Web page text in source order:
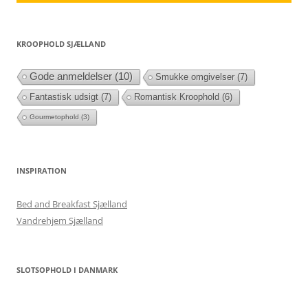
KROOPHOLD SJÆLLAND
Gode anmeldelser (10) Smukke omgivelser(7)
Fantastisk udsigt (7) Romantisk Kroophold (6)
Gourmetophold (3)
INSPIRATION
Bed and Breakfast Sjælland
Vandrehjem Sjælland
SLOTSOPHOLD I DANMARK